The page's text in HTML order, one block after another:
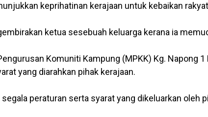
keprihatinan kerajaan untuk kebaikan
ketua sesebuah keluarga kerana ia
Komuniti Kampung (MPKK) Kg. Napong
yang diarahkan pihak kerajaan.
peraturan serta syarat yang dikeluarkan oleh